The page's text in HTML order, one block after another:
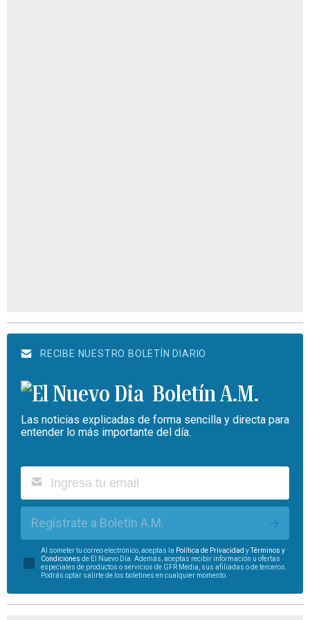
RECIBE NUESTRO BOLETÍN DIARIO
Boletín A.M.
Las noticias explicadas de forma sencilla y directa para
entender lo más importante del día.
Regístrate a Boletín A.M.
Al someter tu correo electrónico, aceptas la Política de Privacidad yTérminos y
Condiciones de El Nuevo Día. Además, aceptas recibir información u ofertas
especiales de productos o servicios de GFR Media, sus afiliadas o de terceros.
Podrás optar salirte de los boletines en cualquier momento.